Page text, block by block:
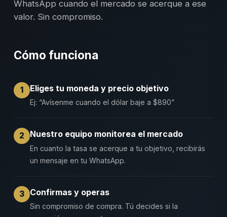
WhatsApp cuando el mercado se acerque a ese
valor. Sin compromiso.
Cómo funciona
1 Eliges tu moneda y precio objetivo
Ej: “Avísenme cuando el dólar baje a $890”
2 Nuestro equipo monitorea el mercado
En cuanto la tasa se acerque a tu objetivo, recibirás
un mensaje en tu WhatsApp.
3 Confirmas y operas
Sin compromiso de compra. Tú decides si la